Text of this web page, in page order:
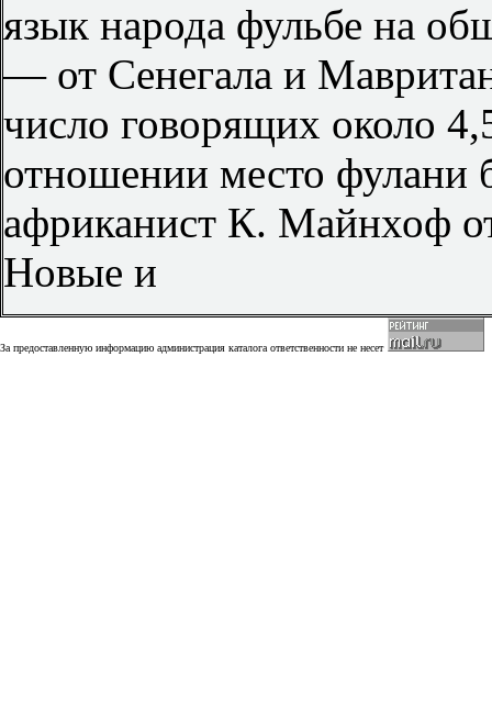
язык народа фульбе на
— от Сенегала и
число говорящих около
отношении место
африканист К. Майнхоф
Новые и
За предоставленную информацию администрация каталога ответственности не несет